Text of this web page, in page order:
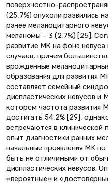
поверхностно-
(25,7%) опухоли развились
ранее меланоцитарного
меланомы – 3 (2,7%) [25].
развитие МК на фоне невуса
случаев, причем
врожденные
образования для развития
составляет семейный
диспластических невусов и
котором частота развития
достигать 54,2% [29],
встречаются в клинической
опыт диагностики ранних
начальные проявления МК
быть не отличимыми от
диспластических невусов.
«вероятные» и